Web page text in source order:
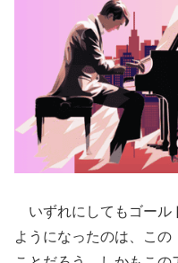
いずれにしてもゴール
ようになったのは、この